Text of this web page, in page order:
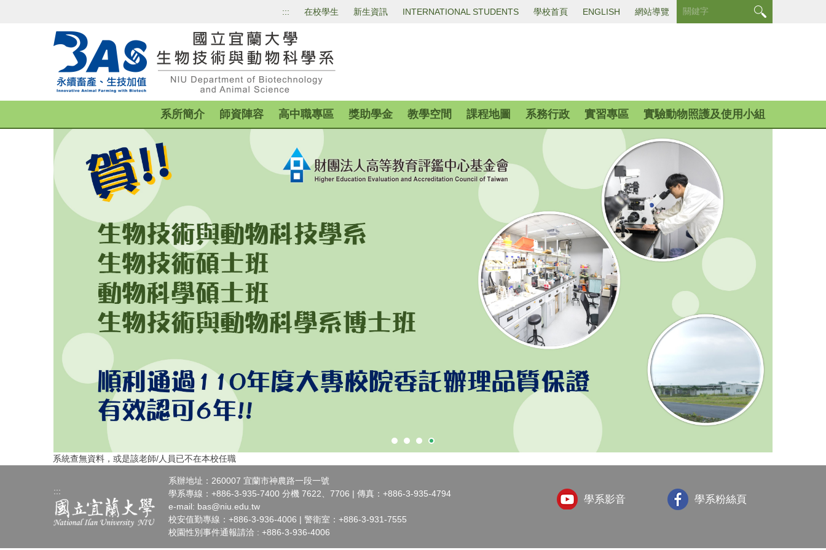
::: 在校學生 新生資訊 INTERNATIONAL STUDENTS 學校首頁 ENGLISH 網站導覽
系所簡介 師資陣容 高中職專區 獎助學金 教學空間 課程地圖 系務行政 實習專區 實驗動物照護及使用小組
系統查無資料，或是該老師/人員已不在本校任職
:::
系辦地址：260007 宜蘭市神農路一段一號
學系專線：+886-3-935-7400 分機 7622、7706 | 傳真：+886-3-935-4794
e-mail: bas@niu.edu.tw
校安值勤專線：+886-3-936-4006 | 警衛室：+886-3-931-7555
校園性別事件通報請洽 : +886-3-936-4006
學系影音 學系粉絲頁